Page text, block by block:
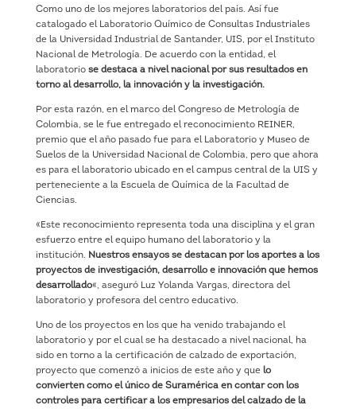
Como uno de los mejores laboratorios del país. Así fue
catalogado el Laboratorio Químico de Consultas Industriales
de la Universidad Industrial de Santander, UIS, por el Instituto
Nacional de Metrología. De acuerdo con la entidad, el
laboratorio se destaca a nivel nacional por sus resultados en
torno al desarrollo, la innovación y la investigación.
Por esta razón, en el marco del Congreso de Metrología de
Colombia, se le fue entregado el reconocimiento REINER,
premio que el año pasado fue para el Laboratorio y Museo de
Suelos de la Universidad Nacional de Colombia, pero que ahora
es para el laboratorio ubicado en el campus central de la UIS y
perteneciente a la Escuela de Química de la Facultad de
Ciencias.
«Este reconocimiento representa toda una disciplina y el gran
esfuerzo entre el equipo humano del laboratorio y la
institución. Nuestros ensayos se destacan por los aportes a los
proyectos de investigación, desarrollo e innovación que hemos
desarrollado«, aseguró Luz Yolanda Vargas, directora del
laboratorio y profesora del centro educativo.
Uno de los proyectos en los que ha venido trabajando el
laboratorio y por el cual se ha destacado a nivel nacional, ha
sido en torno a la certificación de calzado de exportación,
proyecto que comenzó a inicios de este año y que lo
convierten como el único de Suramérica en contar con los
controles para certificar a los empresarios del calzado de la